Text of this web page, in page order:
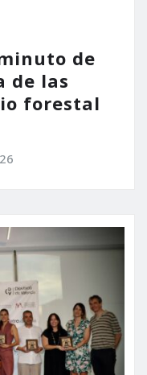
de
de las
forestal